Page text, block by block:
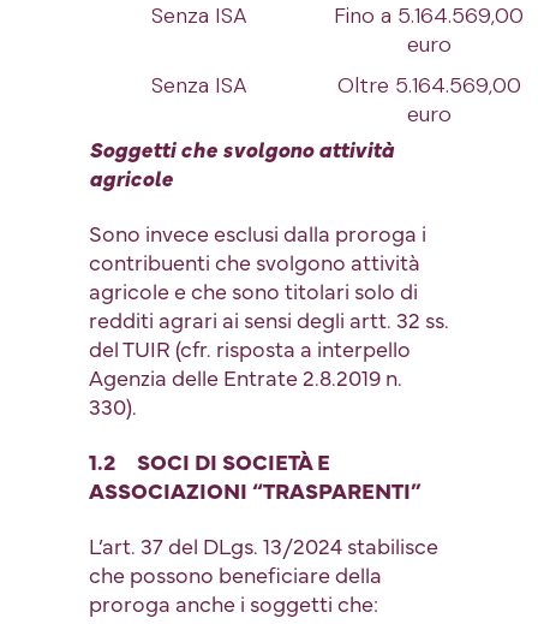
Senza ISA
Fino a 5.164.569,00
euro
Senza ISA
Oltre 5.164.569,00
euro
Soggetti che svolgono attività
agricole
Sono invece esclusi dalla proroga i
contribuenti che svolgono attività
agricole e che sono titolari solo di
redditi agrari ai sensi degli artt. 32 ss.
del TUIR (cfr. risposta a interpello
Agenzia delle Entrate 2.8.2019 n.
330).
1.2 SOCI DI SOCIETÀ E
ASSOCIAZIONI “TRASPARENTI”
L’art. 37 del DLgs. 13/2024 stabilisce
che possono beneficiare della
proroga anche i soggetti che: